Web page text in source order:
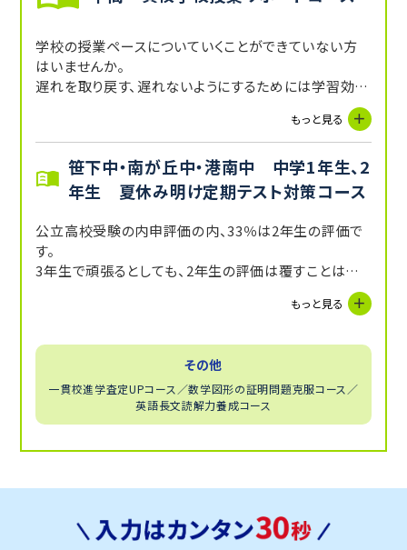
学校の授業ペースについていくことができていない方
はいませんか。
遅れを取り戻す、遅れないようにするためには学習効率
勉強で一番時間のかかる「インプット」、「定着」を的確
にフォローします。
山手学院、逗子開成、関東学院、横須賀学院など各学
校の授業内容・使用教材に合わせてカリキュラムを作
成します。
もっと見る
笹下中・南が丘中・港南中 中学1年生、2
年生 夏休み明け定期テスト対策コース
公立高校受験の内申評価の内、33％は2年生の評価で
す。
3年生で頑張るとしても、2年生の評価は覆すことはでき
ません。「後で」頑張るではなく、「今」頑張りましょう。
もっと見る
その他
一貫校進学査定UPコース／数学図形の証明問題克服コース／
英語長文読解力養成コース